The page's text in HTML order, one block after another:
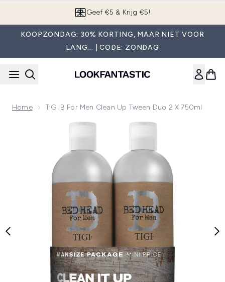
App downloaden
KOOPZONDAG: 30% KORTING, MAAR NIET VOOR
LANG... | CODE: ZONDAG
Home TIGI B For Men Clean Up Tween Duo 2 X 750ml
Now showing image 1 TIGI B For Men Clean Up Tween Duo